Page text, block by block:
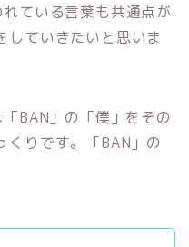
ている言葉も共通点が
していきたいと思いま
BAN」の「僕」をその
くりです。「BAN」の